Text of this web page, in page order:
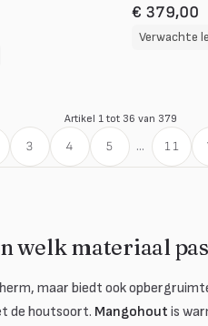
€ 379,00
Verwachte
Artikel 1 tot 36 van 379
3 4 5 ... 11
welk materiaal
maar biedt ook
de houtsoort. Mangohout is